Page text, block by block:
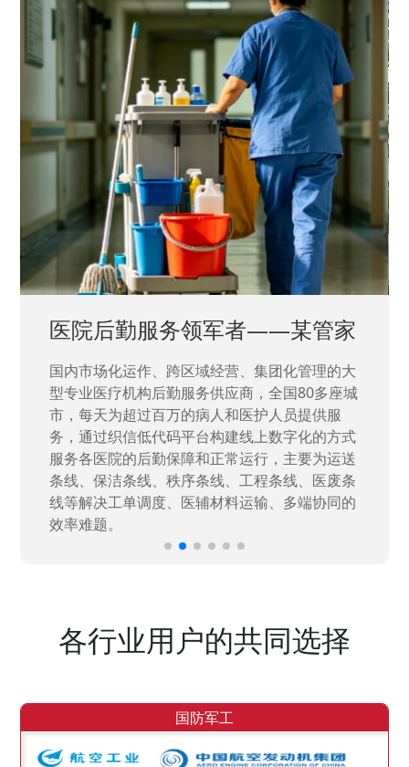
中国兵器工业集团——银光化学
国家“一五”期间156个重点项目之一。属于国家
高新技术企业，在信息化升级建设中，存在大
量“小、散、碎”的信息化需求，需要投入大量人
力资源进行开发，通过引入织信低代码平台，解
决当下遇到的各类业务难题，提升整体的IT研发
效率。
各行业用户的共同选择
国防军工